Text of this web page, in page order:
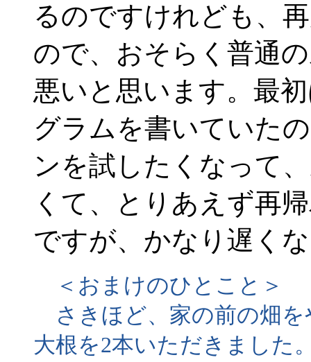
るのですけれども、
ので、おそらく普通
悪いと思います。最
グラムを書いていた
ンを試したくなって
くて、とりあえず再
ですが、かなり遅く
＜おまけのひとこと＞
さきほど、家の前の畑を
大根を2本いただきました